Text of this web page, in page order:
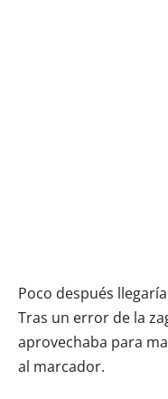
Poco después
Tras un error de la
aprovechaba para
al marcador.